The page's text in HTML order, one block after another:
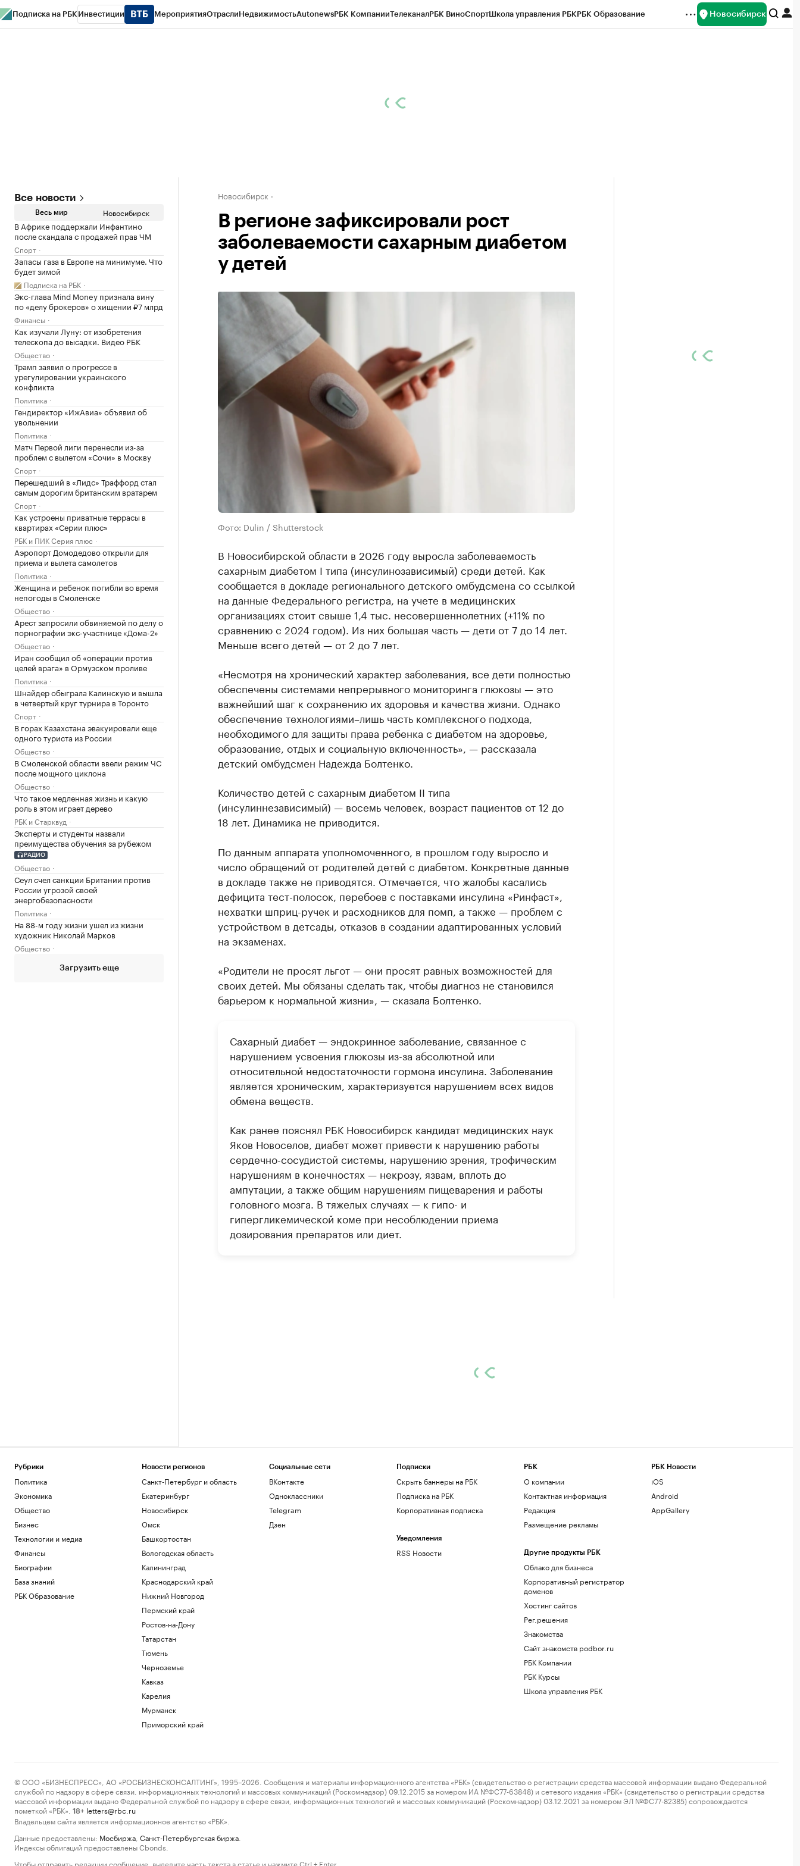
Подписка на РБК Инвестиции МероприятияОтраслиНедвижимостьAutonewsРБК КомпанииТелеканалРБК ВиноСпортШкола управления РБКРБК Образование Новосибирск
Все новости
Весь мир Новосибирск
В Африке поддержали Инфантино
после скандала с продажей прав ЧМ
Спорт
Запасы газа в Европе на минимуме. Что
будет зимой
Подписка на РБК
Экс-глава Mind Money признала вину
по «делу брокеров» о хищении ₽7 млрд
Финансы
Как изучали Луну: от изобретения
телескопа до высадки. Видео РБК
Общество
Трамп заявил о прогрессе в
урегулировании украинского
конфликта
Политика
Гендиректор «ИжАвиа» объявил об
увольнении
Политика
Матч Первой лиги перенесли из-за
проблем с вылетом «Сочи» в Москву
Спорт
Перешедший в «Лидс» Траффорд стал
самым дорогим британским вратарем
Спорт
Как устроены приватные террасы в
квартирах «Серии плюс»
РБК и ПИК Серия плюс
Аэропорт Домодедово открыли для
приема и вылета самолетов
Политика
Женщина и ребенок погибли во время
непогоды в Смоленске
Общество
Арест запросили обвиняемой по делу о
порнографии экс-участнице «Дома-2»
Общество
Иран сообщил об «операции против
целей врага» в Ормузском проливе
Политика
Шнайдер обыграла Калинскую и вышла
в четвертый круг турнира в Торонто
Спорт
В горах Казахстана эвакуировали еще
одного туриста из России
Общество
В Смоленской области ввели режим ЧС
после мощного циклона
Общество
Что такое медленная жизнь и какую
роль в этом играет дерево
РБК и Старквуд
Эксперты и студенты назвали
преимущества обучения за рубежом
РАДИО
Общество
Сеул счел санкции Британии против
России угрозой своей
энергобезопасности
Политика
На 88-м году жизни ушел из жизни
художник Николай Марков
Общество
Загрузить еще
Новосибирск
В регионе зафиксировали рост
заболеваемости сахарным диабетом
у детей
Фото: Dulin / Shutterstock
В Новосибирской области в 2026 году выросла заболеваемость
сахарным диабетом I типа (инсулинозависимый) среди детей. Как
сообщается в докладе регионального детского омбудсмена со ссылкой
на данные Федерального регистра, на учете в медицинских
организациях стоит свыше 1,4 тыс. несовершеннолетних (+11% по
сравнению с 2024 годом). Из них большая часть — дети от 7 до 14 лет.
Меньше всего детей — от 2 до 7 лет.
«Несмотря на хронический характер заболевания, все дети полностью
обеспечены системами непрерывного мониторинга глюкозы — это
важнейший шаг к сохранению их здоровья и качества жизни. Однако
обеспечение технологиями–лишь часть комплексного подхода,
необходимого для защиты права ребенка с диабетом на здоровье,
образование, отдых и социальную включенность», — рассказала
детский омбудсмен Надежда Болтенко.
Количество детей с сахарным диабетом II типа
(инсулиннезависимый) — восемь человек, возраст пациентов от 12 до
18 лет. Динамика не приводится.
По данным аппарата уполномоченного, в прошлом году выросло и
число обращений от родителей детей с диабетом. Конкретные данные
в докладе также не приводятся. Отмечается, что жалобы касались
дефицита тест-полосок, перебоев с поставками инсулина «Ринфаст»,
нехватки шприц-ручек и расходников для помп, а также — проблем с
устройством в детсады, отказов в создании адаптированных условий
на экзаменах.
«Родители не просят льгот — они просят равных возможностей для
своих детей. Мы обязаны сделать так, чтобы диагноз не становился
барьером к нормальной жизни», — сказала Болтенко.
Сахарный диабет — эндокринное заболевание, связанное с
нарушением усвоения глюкозы из-за абсолютной или
относительной недостаточности гормона инсулина. Заболевание
является хроническим, характеризуется нарушением всех видов
обмена веществ.
Как ранее пояснял РБК Новосибирск кандидат медицинских наук
Яков Новоселов, диабет может привести к нарушению работы
сердечно-сосудистой системы, нарушению зрения, трофическим
нарушениям в конечностях — некрозу, язвам, вплоть до
ампутации, а также общим нарушениям пищеварения и работы
головного мозга. В тяжелых случаях — к гипо- и
гипергликемической коме при несоблюдении приема
дозирования препаратов или диет.
Рубрики
Политика
Экономика
Общество
Бизнес
Технологии и медиа
Финансы
Биографии
База знаний
РБК Образование
Новости регионов
Санкт-Петербург и область
Екатеринбург
Новосибирск
Омск
Башкортостан
Вологодская область
Калининград
Краснодарский край
Нижний Новгород
Пермский край
Ростов-на-Дону
Татарстан
Тюмень
Черноземье
Кавказ
Карелия
Мурманск
Приморский край
Социальные сети
ВКонтакте
Одноклассники
Telegram
Дзен
Подписки
Скрыть баннеры на РБК
Подписка на РБК
Корпоративная подписка
Уведомления
RSS Новости
РБК
О компании
Контактная информация
Редакция
Размещение рекламы
Другие продукты РБК
Облако для бизнеса
Корпоративный регистратор
доменов
Хостинг сайтов
Рег.решения
Знакомства
Сайт знакомств podbor.ru
РБК Компании
РБК Курсы
Школа управления РБК
РБК Новости
iOS
Android
AppGallery
© ООО «БИЗНЕСПРЕСС», АО «РОСБИЗНЕСКОНСАЛТИНГ», 1995–2026. Сообщения и материалы информационного агентства «РБК» (свидетельство о регистрации средства массовой информации выдано Федеральной
службой по надзору в сфере связи, информационных технологий и массовых коммуникаций (Роскомнадзор) 09.12.2015 за номером ИА №ФС77-63848) и сетевого издания «РБК» (свидетельство о регистрации средства
массовой информации выдано Федеральной службой по надзору в сфере связи, информационных технологий и массовых коммуникаций (Роскомнадзор) 03.12.2021 за номером ЭЛ №ФС77-82385) сопровождаются
пометкой «РБК».
18+ letters@rbc.ru
Владельцем сайта является информационное агентство «РБК».
Данные предоставлены: Мосбиржа Санкт-Петербургская биржа
Индексы облигаций предоставлены Cbonds.
Чтобы отправить редакции сообщение, выделите часть текста в статье и нажмите Ctrl + Enter